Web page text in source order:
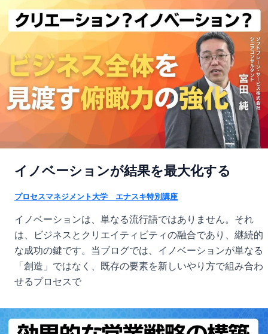
イノベーションが結果を最大化する
プロセスマネジメント大学 エナスキ特別講座
イノベーションは、単なる流行語ではありません。それ
は、ビジネスとクリエイティビティの融合であり、継続的
な成功の鍵です。当ブログでは、イノベーションが単なる
「創造」ではなく、既存の要素を新しいやり方で組み合わ
せるプロセスで